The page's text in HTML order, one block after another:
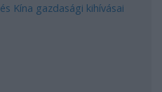
Kína gazdasági kihívásai